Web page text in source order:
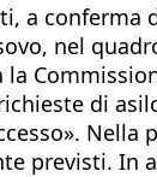
a
nel
di
Nella
previsti. In